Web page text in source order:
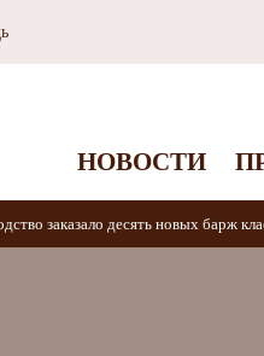
НОВОСТИ
заказало десять новых барж